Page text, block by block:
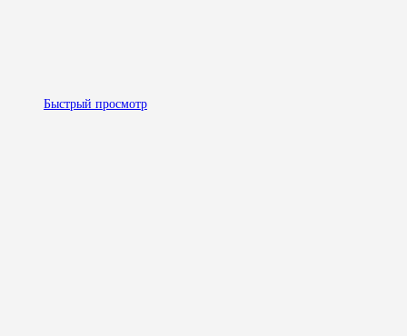
Быстрый просмотр